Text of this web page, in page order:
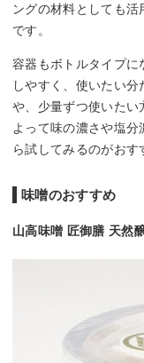
ングの材料としても
です。
容器もボトルタイプに
しやすく、使いたい
や、少量ずつ使いたい
よって味の濃さや塩
ら試してみるのがおす
味噌のおすすめ
山高味噌 匠御膳 天然